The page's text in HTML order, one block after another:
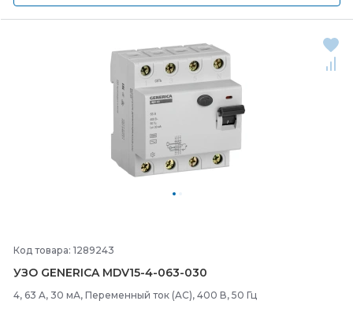
Код товара: 1289243
УЗО GENERICA MDV15-4-063-030
4, 63 A, 30 мА, Переменный ток (AC), 400 В, 50 Гц